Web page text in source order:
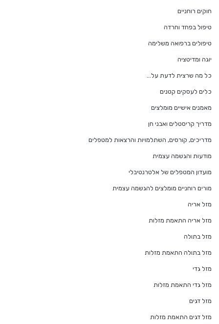
חוקים רוחניים
טיפול בפחד וחרדה
טיפולים ברפואה משלימה
יוגה ומדיטציה
כל מה שרצית לדעת על…
כלים לעסקים קטנים
מאמנים אישיים מומלצים
מדריך קריסטלים ואבני חן
מדריכים, קורסים, השתלמויות והרצאות למטפלים
מודעות והגשמה עצמית
מועדון המטפלים של אלטרנטיבלי
מורים רוחניים מומלצים להגשמה עצמית
מזל אריה
מזל אריה התאמת מזלות
מזל בתולה
מזל בתולה התאמת מזלות
מזל גדי
מזל גדי התאמת מזלות
מזל דגים
מזל דגים התאמת מזלות